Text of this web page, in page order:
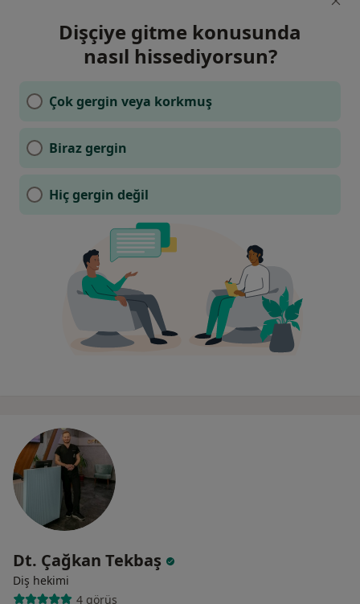
Dişçiye gitme konusunda
nasıl hissediyorsun?
Çok gergin veya korkmuş
Biraz gergin
Hiç gergin değil
Dt. Çağkan Tekbaş
Diş hekimi
4 görüş